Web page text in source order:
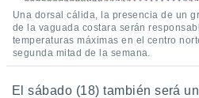
Una dorsal cálida, la presencia de un
de la vaguada costara serán
temperaturas máximas en el centro
segunda mitad de la semana.
El sábado (18) también será